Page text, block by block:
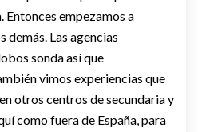
Entonces empezamos a
demás. Las agencias
sonda así que
vimos experiencias que
otros centros de secundaria y
como fuera de España, para